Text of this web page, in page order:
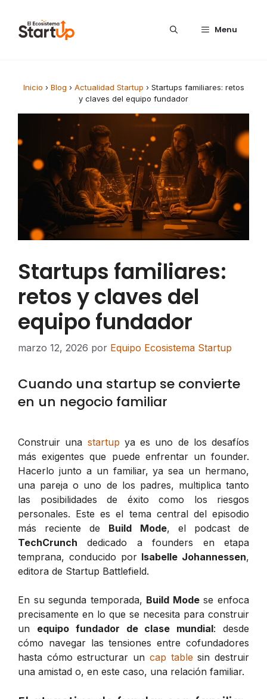
Menu
Inicio › Blog › Actualidad Startup › Startups familiares: retos
y claves del equipo fundador
Startups familiares:
retos y claves del
equipo fundador
marzo 12, 2026 por Equipo Ecosistema Startup
Cuando una startup se convierte
en un negocio familiar
Construir una startup ya es uno de los desafíos
más exigentes que puede enfrentar un founder.
Hacerlo junto a un familiar, ya sea un hermano,
una pareja o uno de los padres, multiplica tanto
las posibilidades de éxito como los riesgos
personales. Este es el tema central del episodio
más reciente de Build Mode, el podcast de
TechCrunch dedicado a founders en etapa
temprana, conducido por Isabelle Johannessen,
editora de Startup Battlefield.
En su segunda temporada, Build Modese enfoca
precisamente en lo que se necesita para construir
un equipo fundador de clase mundial: desde
cómo navegar las tensiones entre cofundadores
hasta cómo estructurar un cap tablesin destruir
una amistad o, en este caso, una relación familiar.